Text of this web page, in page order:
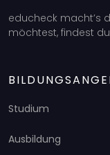
educheck macht’s
möchtest, findest
Studium
Ausbildung